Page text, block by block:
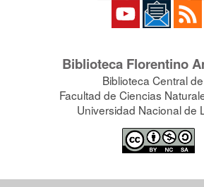
Biblioteca Florentino
Biblioteca Central
Facultad de Ciencias
Universidad Nacional de